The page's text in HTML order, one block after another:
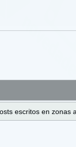
escritos en zonas